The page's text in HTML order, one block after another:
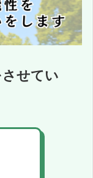
せてい